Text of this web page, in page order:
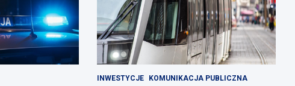
INWESTYCJE KOMUNIKACJA PUBLICZNA